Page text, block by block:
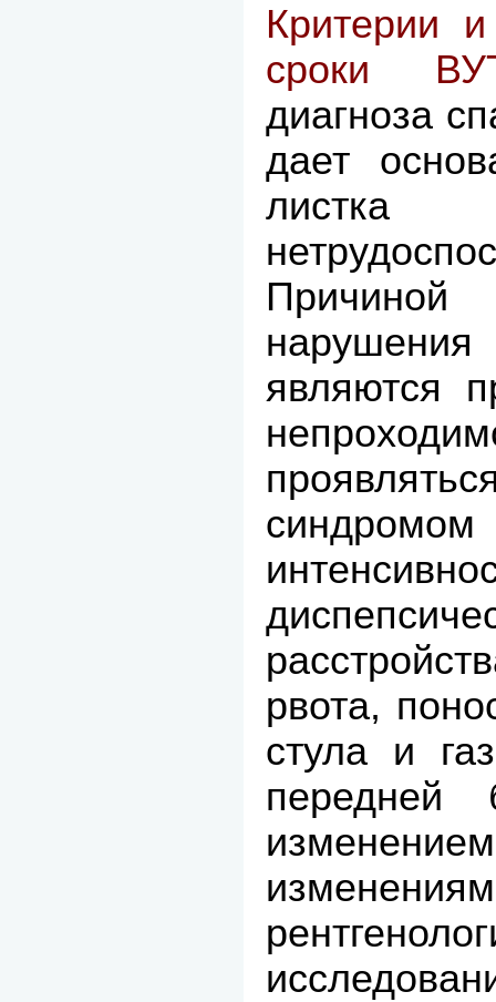
Критерии
сроки
диагноза
дает
нарушения
являются
рвота,
стула и
передней